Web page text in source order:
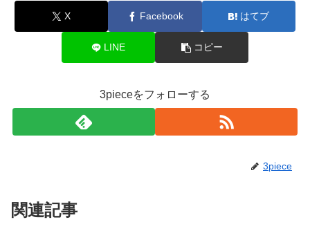
X Facebook はてブ
LINE コピー
3pieceをフォローする
3piece
関連記事